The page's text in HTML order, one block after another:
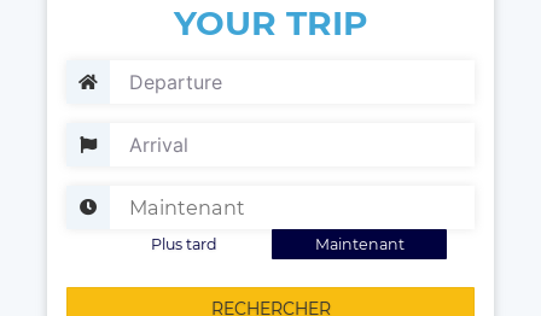
YOUR TRIP
Maintenant
Plus tard
RECHERCHER